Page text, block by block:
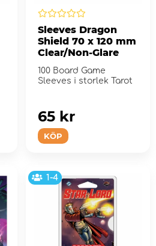
Sleeves Dragon
Shield 70 x 120 mm
Clear/Non-Glare
100 Board Game
Sleeves i storlek Tarot
KÖP
65 kr
1-4